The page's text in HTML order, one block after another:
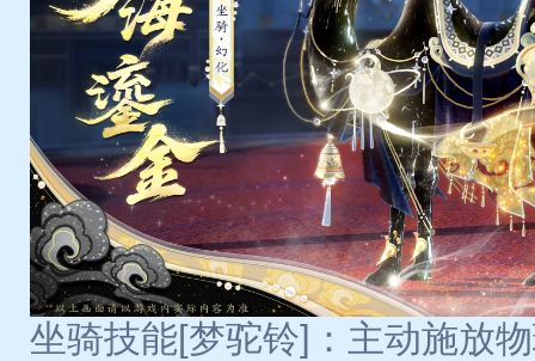
坐骑技能[梦驼铃]：主动施放